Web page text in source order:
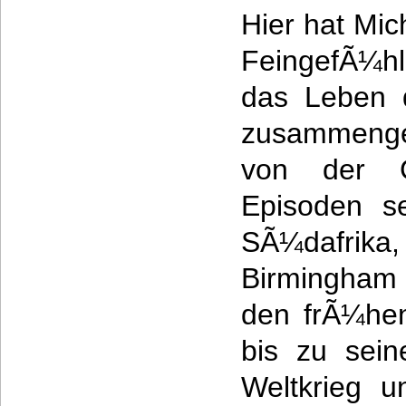
Hier hat
das Leben
von der
Episoden
den
bis zu
Weltkrieg